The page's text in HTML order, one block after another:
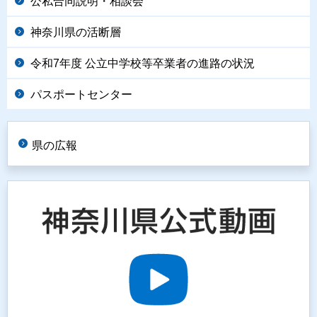
神奈川県の活断層
令和7年度 公立中学校等卒業者の進路の状況
パスポートセンター
県の広報